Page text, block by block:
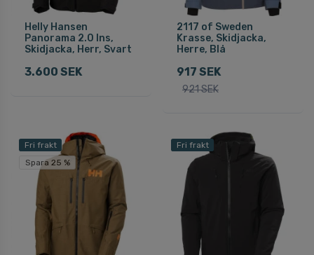
Helly Hansen
Panorama 2.0 Ins,
Skidjacka, Herr, Svart
3.600 SEK
2117 of Sweden
Krasse, Skidjacka,
Herre, Blå
917 SEK
921 SEK
Fri frakt
Spara 25 %
Fri frakt